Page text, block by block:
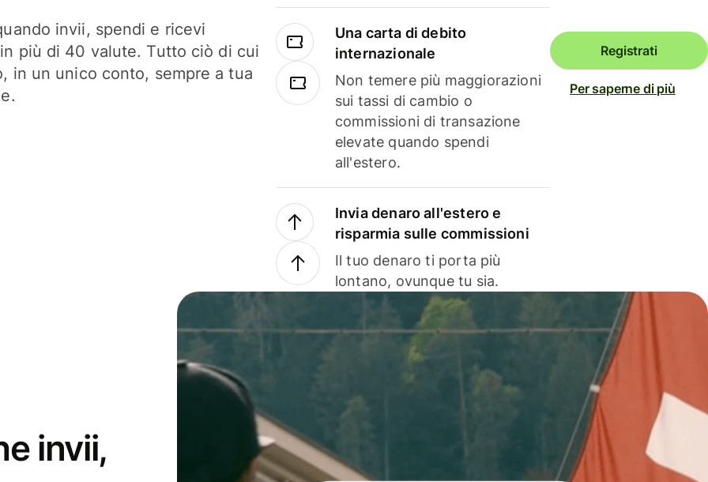
invii, spendi e ricevi
più di 40 valute. Tutto ciò di cui
in un unico conto, sempre a tua
Una carta di debito
internazionale
Non temere più maggiorazioni
sui tassi di cambio o
commissioni di transazione
elevate quando spendi
all'estero.
Invia denaro all'estero e
risparmia sulle commissioni
Il tuo denaro ti porta più
lontano, ovunque tu sia.
Registrati
Per saperne di più
invii,